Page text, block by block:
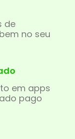
de
no seu
em apps
pago